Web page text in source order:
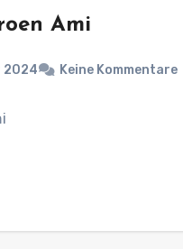
Ami
2024 Keine Kommentare